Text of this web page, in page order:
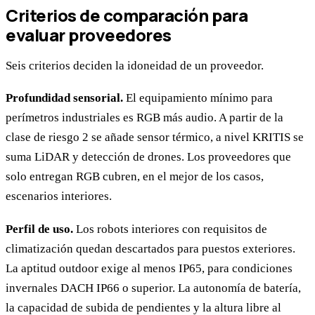
Criterios de comparación para
evaluar proveedores
Seis criterios deciden la idoneidad de un proveedor.
Profundidad sensorial. El equipamiento mínimo para
perímetros industriales es RGB más audio. A partir de la
clase de riesgo 2 se añade sensor térmico, a nivel KRITIS se
suma LiDAR y detección de drones. Los proveedores que
solo entregan RGB cubren, en el mejor de los casos,
escenarios interiores.
Perfil de uso. Los robots interiores con requisitos de
climatización quedan descartados para puestos exteriores.
La aptitud outdoor exige al menos IP65, para condiciones
invernales DACH IP66 o superior. La autonomía de batería,
la capacidad de subida de pendientes y la altura libre al